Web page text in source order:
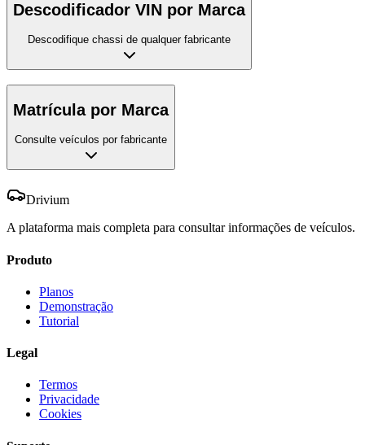
Descodificador VIN por Marca
Descodifique chassi de qualquer fabricante
Matrícula por Marca
Consulte veículos por fabricante
Drivium
A plataforma mais completa para consultar informações de veículos.
Produto
Planos
Demonstração
Tutorial
Legal
Termos
Privacidade
Cookies